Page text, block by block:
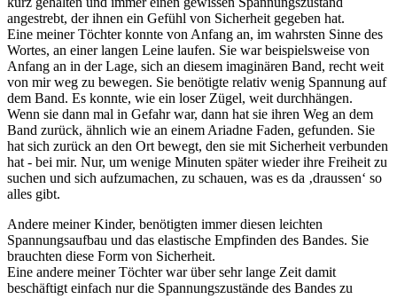
angestrebt, der ihnen ein Gefühl von Sicherheit gegeben hat.
Eine meiner Töchter konnte von Anfang an, im wahrsten Sinne des
Wortes, an einer langen Leine laufen. Sie war beispielsweise von
Anfang an in der Lage, sich an diesem imaginären Band, recht weit
von mir weg zu bewegen. Sie benötigte relativ wenig Spannung auf
dem Band. Es konnte, wie ein loser Zügel, weit durchhängen.
Wenn sie dann mal in Gefahr war, dann hat sie ihren Weg an dem
Band zurück, ähnlich wie an einem Ariadne Faden, gefunden. Sie
hat sich zurück an den Ort bewegt, den sie mit Sicherheit verbunden
hat - bei mir. Nur, um wenige Minuten später wieder ihre Freiheit zu
suchen und sich aufzumachen, zu schauen, was es da ‚draussen‘ so
alles gibt.
Andere meiner Kinder, benötigten immer diesen leichten
Spannungsaufbau und das elastische Empfinden des Bandes. Sie
brauchten diese Form von Sicherheit.
Eine andere meiner Töchter war über sehr lange Zeit damit
beschäftigt einfach nur die Spannungszustände des Bandes zu